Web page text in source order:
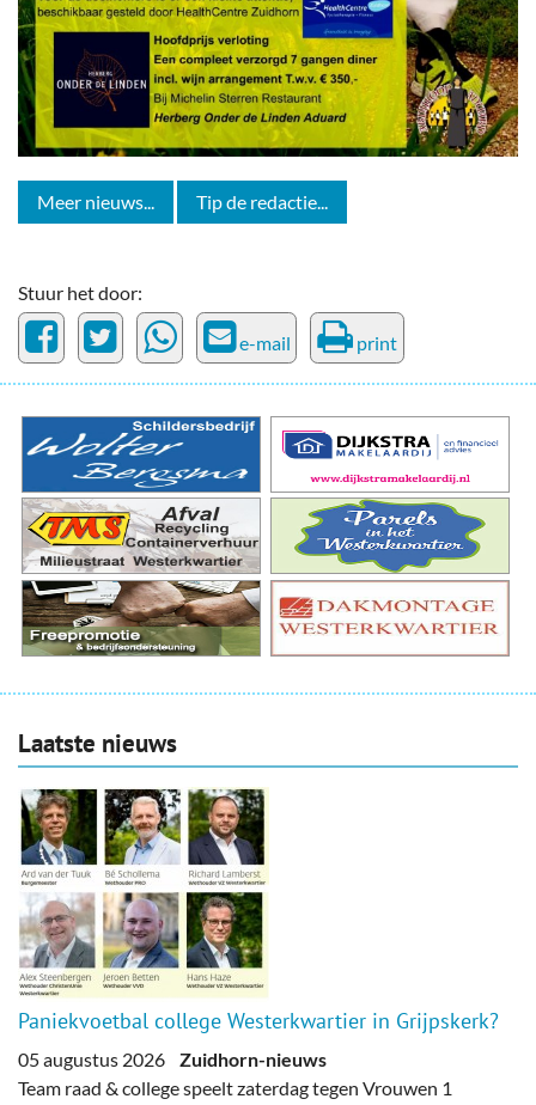
Meer nieuws... Tip de redactie...
Stuur het door:
e-mail print
Laatste nieuws
Paniekvoetbal college Westerkwartier in Grijpskerk?
05 augustus 2026 Zuidhorn-nieuws
Team raad & college speelt zaterdag tegen Vrouwen 1